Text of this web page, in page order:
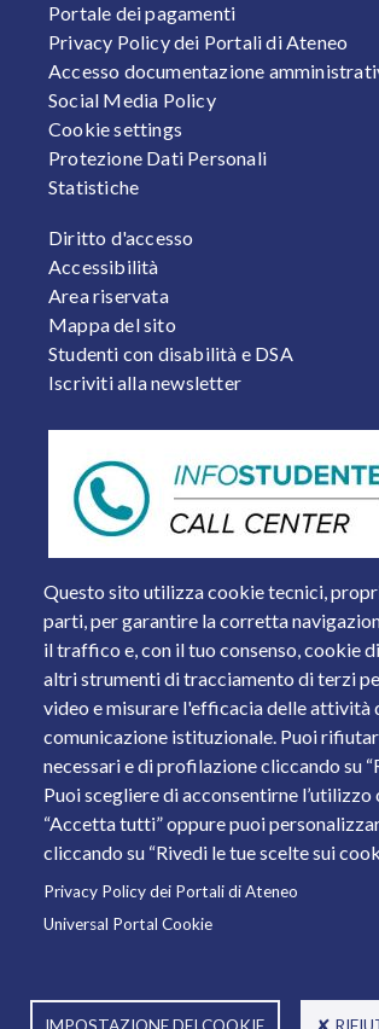
Questo sito utilizza cookie tecnici,
parti, per garantire la corretta
il traffico e, con il tuo consenso, cookie
altri strumenti di tracciamento di terzi
video e misurare l'efficacia delle attività
comunicazione istituzionale. Puoi
necessari e di profilazione cliccando su
Puoi scegliere di acconsentirne l’utilizzo
“Accetta tutti” oppure puoi
cliccando su “Rivedi le tue scelte sui
Privacy Policy dei Portali di Ateneo
Universal Portal Cookie
IMPOSTAZIONE DEI COOKIE ✘
Portale dei pagamenti
Privacy Policy dei Portali di Ateneo
Accesso documentazione
Social Media Policy
Cookie settings
Protezione Dati Personali
Statistiche
FOOTER 2
Diritto d'accesso
Accessibilità
Area riservata
Mappa del sito
Studenti con disabilità e DSA
Iscriviti alla newsletter
Piazza del Mercato, 15 - 25121 Brescia
Tel. +39 030 2988.1 PEC:
Partita IVA: 01773710171 Codice Fiscale:
© 2011 Università degli Studi di